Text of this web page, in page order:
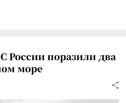
России поразили два
море